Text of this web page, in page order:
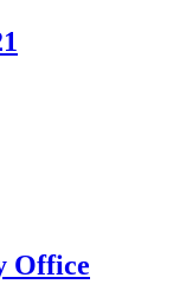
Office